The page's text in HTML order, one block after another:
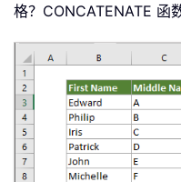
格？CONCATENATE 函